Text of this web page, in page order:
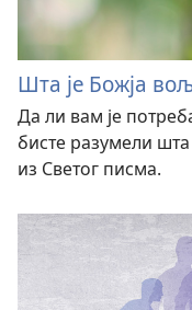
Шта је Божја
Да ли вам је
бисте разумели
из Светог писма.